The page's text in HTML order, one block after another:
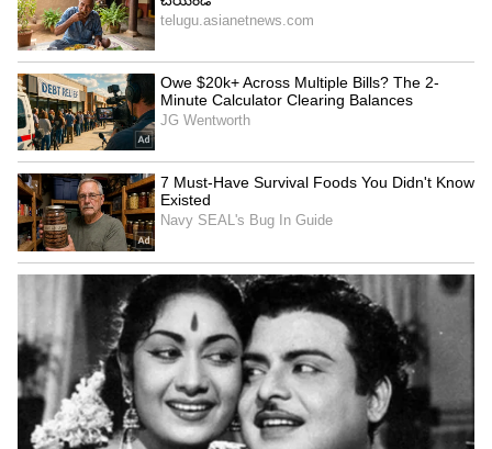
పెట్టెను మళ్లీ మూసి పక్కన పెట్టేశాడు.